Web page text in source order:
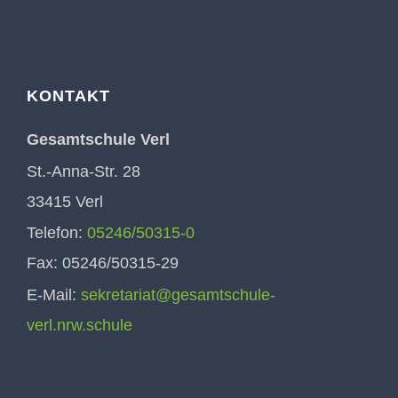
KONTAKT
Gesamtschule Verl
St.-Anna-Str. 28
33415 Verl
Telefon: 05246/50315-0
Fax: 05246/50315-29
E-Mail: sekretariat@gesamtschule-
verl.nrw.schule